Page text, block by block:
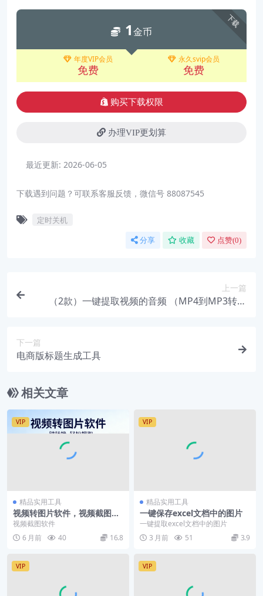
下载
1金币
年度VIP会员
免费
永久svip会员
免费
购买下载权限
办理VIP更划算
最近更新: 2026-06-05
下载遇到问题？可联系客服反馈，微信号 88087545
定时关机
分享 收藏 点赞(0)
上一篇
（2款）一键提取视频的音频 （MP4到MP3转换
下一篇
电商版标题生成工具
相关文章
VIP
精品实用工具
视频转图片软件，视频截图软
件
视频截图软件
6 月前
40 16.8
VIP
精品实用工具
一键保存excel文档中的图片
一键提取excel文档中的图片
3 月前
51 3.9
VIP VIP